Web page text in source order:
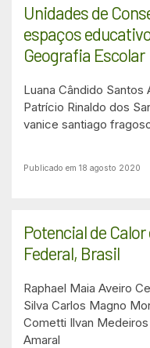
Unidades de
espaços
Geografia Escolar
Luana Cândido Santos
Patrício Rinaldo dos
vanice santiago
Publicado em 18 agosto 2020
Potencial de
Federal, Brasil
Raphael Maia Aveiro
Silva Carlos Magno
Cometti Ilvan
Amaral